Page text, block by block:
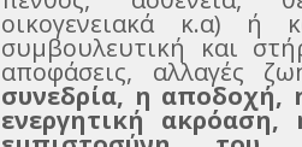
οικογενειακά κ.α) ή
συμβουλευτική και
αποφάσεις, αλλαγές
συνεδρία, η αποδοχή,
ενεργητική